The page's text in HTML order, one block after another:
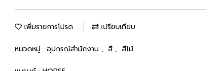
เพิ่มรายการโปรด เปรียบเทียบ
หมวดหมู่ : อุปกรณ์สำนักงาน , สี , สีไม้